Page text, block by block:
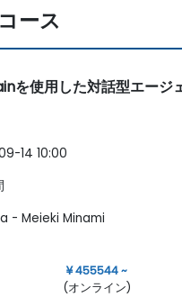
ース
を使用した対話型エージ
14 10:00
- Meieki Minami
¥ 455544 ~
(オンライン)